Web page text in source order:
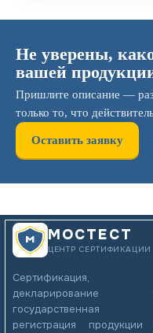
Не уверены,
вашей
Пришлите описание —
только то, что
Оставить заявку
МОСТЕСТ
ЦЕНТР СЕРТИФИКАЦИИ
Сертификация,
декларирование
государственная
регистрация продукции